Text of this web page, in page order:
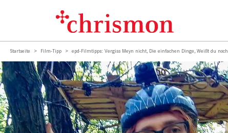
Startseite Film-Tipp epd-Filmtipps: Vergiss Meyn nicht, Die einfachen Dinge, Weißt du noch